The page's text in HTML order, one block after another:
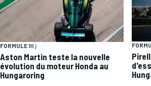
FORMULE 18 j
Aston Martin teste la nouvelle
évolution du moteur Honda au
Hungaroring